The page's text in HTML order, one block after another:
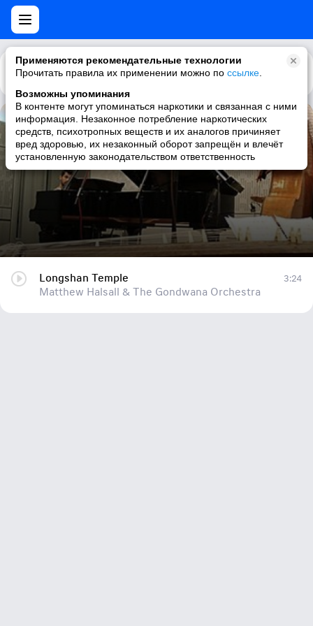
Применяются рекомендательные технологии
Прочитать правила их применении можно по ссылке
Возможны упоминания
В контенте могут упоминаться наркотики и связанная с ними
информация. Незаконное потребление наркотических
средств, психотропных веществ и их аналогов причиняет
вред здоровью, их незаконный оборот запрещён и влечёт
установленную законодательством ответственность
Каталог Рекомендации
Longshan Temple
Matthew Halsall & The Gondwana Orchestra
Longshan Temple
Matthew Halsall & The Gondwana Orchestra
3:24